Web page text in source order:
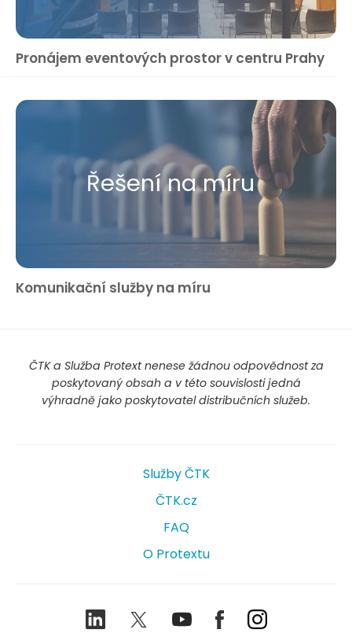
Pronájem eventových prostor v centru Prahy
Řešení na míru
Komunikační služby na míru
ČTK a Služba Protext nenese žádnou odpovědnost za
poskytovaný obsah a v této souvislosti jedná
výhradně jako poskytovatel distribučních služeb.
Služby ČTK
ČTK.cz
FAQ
O Protextu
LinkedIn TwitterYoutubeFacebookInstagram